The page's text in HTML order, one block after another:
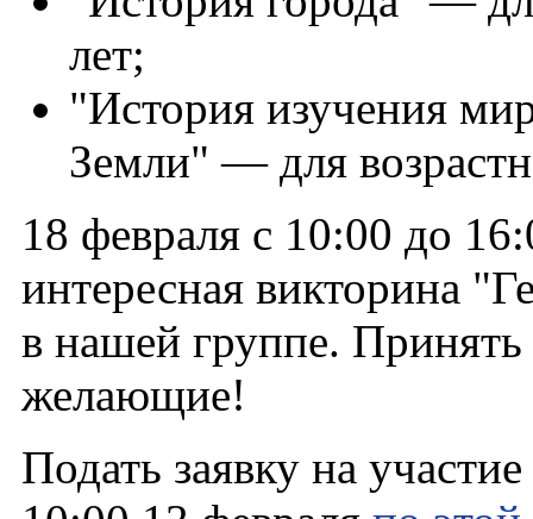
лет;
"История изучения
Земли" — для
18 февраля с 10:00 до
интересная викторина
в нашей группе. Принять
желающие!
Подать заявку на